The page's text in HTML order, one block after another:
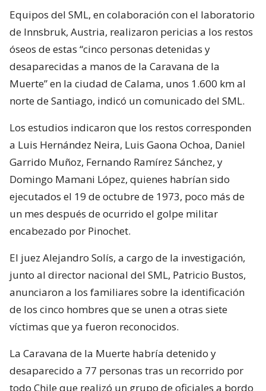
Equipos del SML, en colaboración con el laboratorio
de Innsbruk, Austria, realizaron pericias a los restos
óseos de estas “cinco personas detenidas y
desaparecidas a manos de la Caravana de la
Muerte” en la ciudad de Calama, unos 1.600 km al
norte de Santiago, indicó un comunicado del SML.
Los estudios indicaron que los restos corresponden
a Luis Hernández Neira, Luis Gaona Ochoa, Daniel
Garrido Muñoz, Fernando Ramírez Sánchez, y
Domingo Mamani López, quienes habrían sido
ejecutados el 19 de octubre de 1973, poco más de
un mes después de ocurrido el golpe militar
encabezado por Pinochet.
El juez Alejandro Solís, a cargo de la investigación,
junto al director nacional del SML, Patricio Bustos,
anunciaron a los familiares sobre la identificación
de los cinco hombres que se unen a otras siete
víctimas que ya fueron reconocidos.
La Caravana de la Muerte habría detenido y
desaparecido a 77 personas tras un recorrido por
todo Chile que realizó un grupo de oficiales a bordo